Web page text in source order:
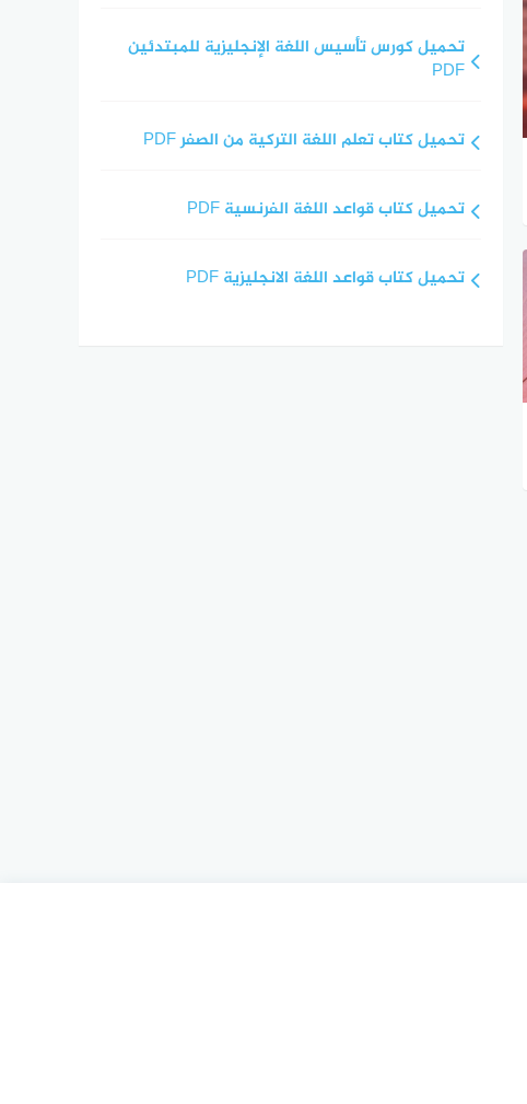
تحميل كورس تأسيس اللغة الإنجليزية للمبتدئين
PDF
تحميل كتاب تعلم اللغة التركية من الصفر PDF
تحميل كتاب قواعد اللغة الفرنسية PDF
تحميل كتاب قواعد اللغة الانجليزية PDF